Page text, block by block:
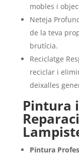
mobles i
Neteja
de la teva
brutícia.
Reciclatge
reciclar i
deixalles
Pintura i
Pintura